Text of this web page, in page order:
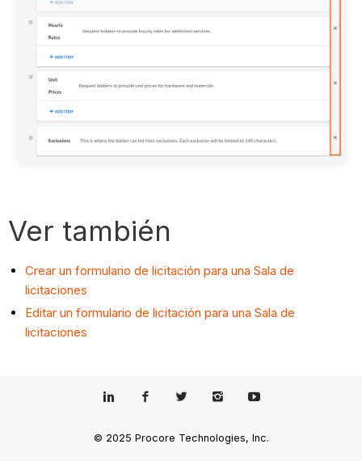
Ver también
Crear un formulario de licitación para una Sala de
licitaciones
Editar un formulario de licitación para una Sala de
licitaciones
© 2025 Procore Technologies, Inc.